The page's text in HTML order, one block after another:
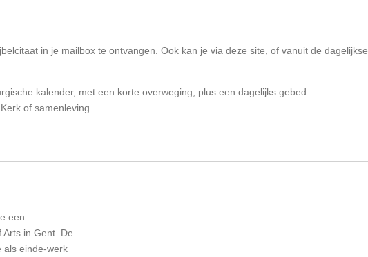
in je mailbox te ontvangen. Ook kan je via deze site, of vanuit de dagelijkse
kalender, met een korte overweging, plus een dagelijks gebed.
of samenleving.
een
Arts in Gent. De
als einde-werk